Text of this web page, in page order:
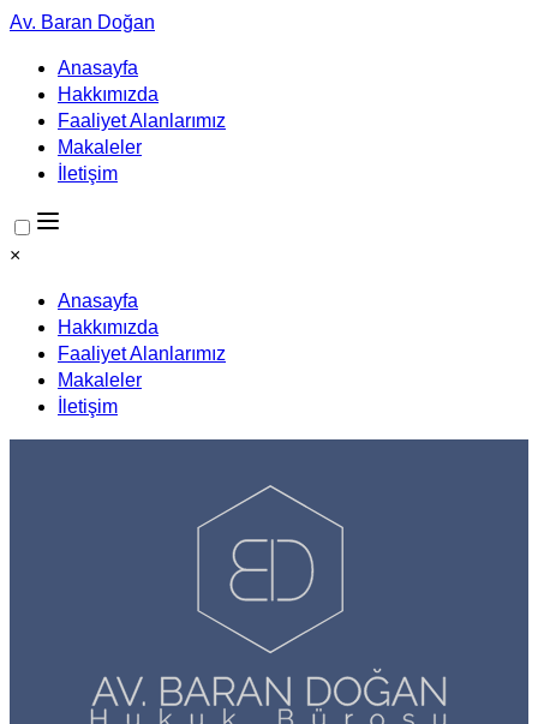
Av. Baran Doğan
Anasayfa
Hakkımızda
Faaliyet Alanlarımız
Makaleler
İletişim
×
Anasayfa
Hakkımızda
Faaliyet Alanlarımız
Makaleler
İletişim